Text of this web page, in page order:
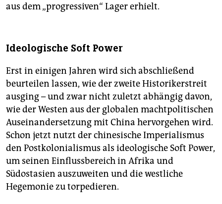
aus dem „progressiven“ Lager erhielt.
Ideologische Soft Power
Erst in einigen Jahren wird sich abschließend
beurteilen lassen, wie der zweite Historikerstreit
ausging – und zwar nicht zuletzt abhängig davon,
wie der Westen aus der globalen machtpolitischen
Auseinandersetzung mit China hervorgehen wird.
Schon jetzt nutzt der chinesische Imperialismus
den Postkolonialismus als ideologische Soft Power,
um seinen Einflussbereich in Afrika und
Südostasien auszuweiten und die westliche
Hegemonie zu torpedieren.